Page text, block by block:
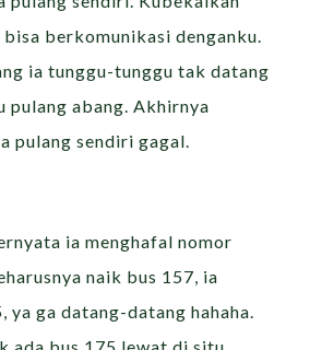
bisa berkomunikasi denganku.
ia tunggu-tunggu tak datang
pulang abang. Akhirnya
pulang sendiri gagal.
ia menghafal nomor
naik bus 157, ia
ya ga datang-datang hahaha.
ada bus 175 lewat di situ.